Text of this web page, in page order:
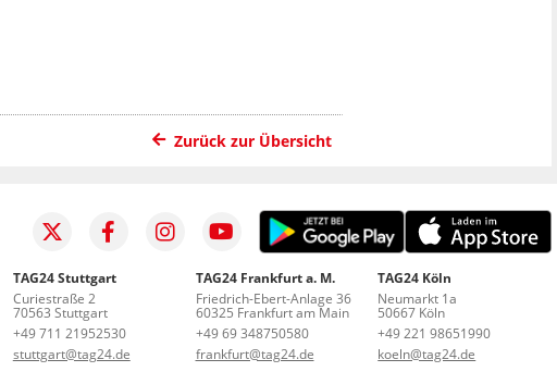
Zurück zur Übersicht
TAG24 Stuttgart
Curiestraße 2
70563 Stuttgart
+49 711 21952530
stuttgart@tag24.de
TAG24 Frankfurt a. M.
Friedrich-Ebert-Anlage 36
60325 Frankfurt am Main
+49 69 348750580
frankfurt@tag24.de
TAG24 Köln
Neumarkt 1a
50667 Köln
+49 221 98651990
koeln@tag24.de